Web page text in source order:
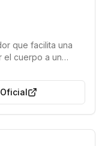
que facilita una
el cuerpo a un
lugar de los
una forma
las rigurosas
las dietas
proporciona
de bienestar.